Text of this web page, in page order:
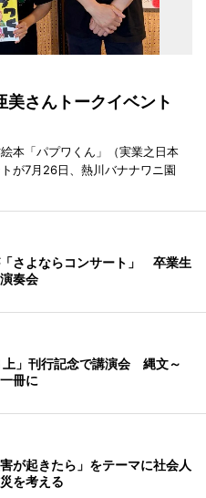
美さんトークイベント
本「パプワくん」（実業之日本
が7月26日、熱川バナナワニ園
さよならコンサート」 卒業生
奏会
上」刊行記念で講演会 縄文～
冊に
が起きたら」をテーマに社会人
を考える